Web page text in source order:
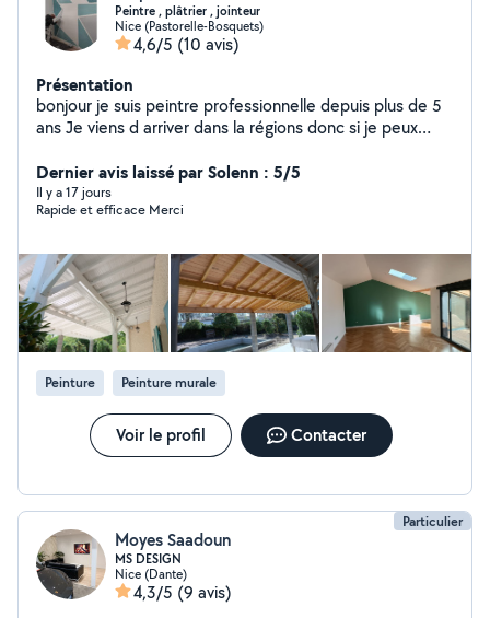
Peintre , plâtrier , jointeur
Nice (Pastorelle-Bosquets)
4,6/5 (10 avis)
Présentation
bonjour je suis peintre professionnelle depuis plus de 5
ans Je viens d arriver dans la régions donc si je peux
Peinture intérieur et extérieur Pose de bandes de placo
Pose de revêtement PVC
Dernier avis laissé par Solenn : 5/5
Il y a 17 jours
Rapide et efficace Merci
Peinture Peinture murale
Voir le profil Contacter
Particulier
Moyes Saadoun
MS DESIGN
Nice (Dante)
4,3/5 (9 avis)